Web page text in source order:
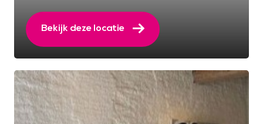
Bekijk deze locatie